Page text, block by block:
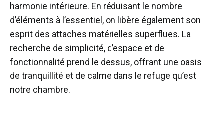
harmonie intérieure. En réduisant le nombre
d’éléments à l’essentiel, on libère également son
esprit des attaches matérielles superflues. La
recherche de simplicité, d’espace et de
fonctionnalité prend le dessus, offrant une oasis
de tranquillité et de calme dans le refuge qu’est
notre chambre.